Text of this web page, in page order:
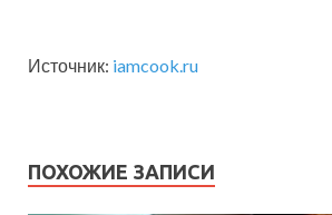
Источник: iamcook.ru
ПОХОЖИЕ ЗАПИСИ